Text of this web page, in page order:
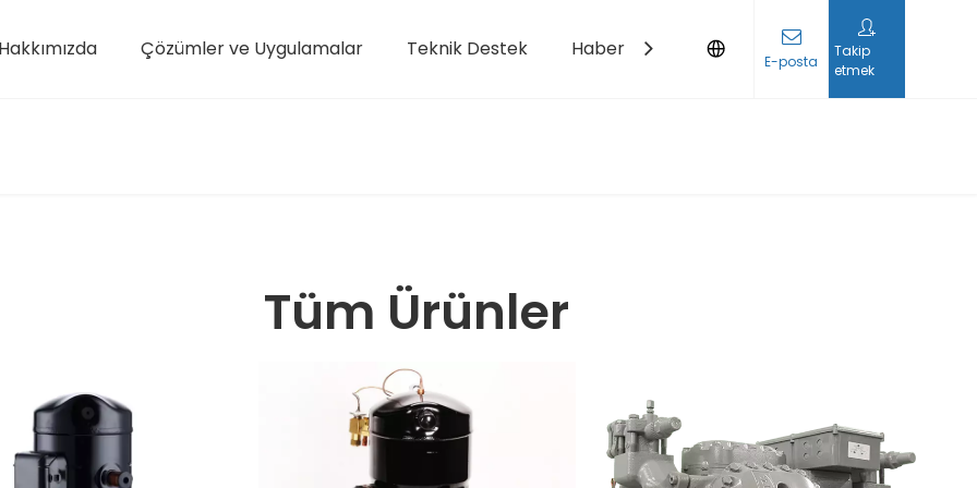
Hakkımızda Çözümler ve Uygulamalar Teknik Destek Haberler Bize UlaşınE-posta
Takip
etmek
Tüm Ürünler